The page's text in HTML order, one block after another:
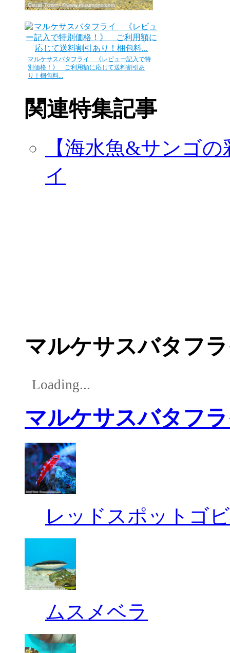
マルケサスバタフライ 《レビュー記入で特
別価格！》 ご利用額に応じて送料割引あ
り！梱包料...
関連特集記事
【海水魚&サンゴ
イ
マルケサスバタフ
Loading...
マルケサスバタフ
レッドスポットゴ
ムスメベラ